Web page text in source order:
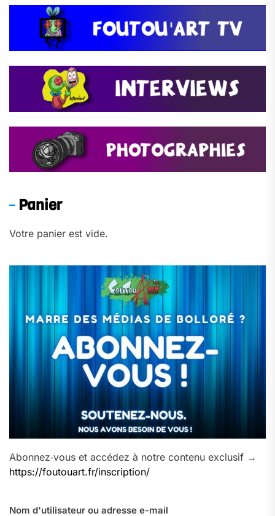
Panier
Votre panier est vide.
Abonnez‑vous et accédez à notre contenu exclusif →
https://foutouart.fr/inscription/
Nom d'utilisateur ou adresse e-mail